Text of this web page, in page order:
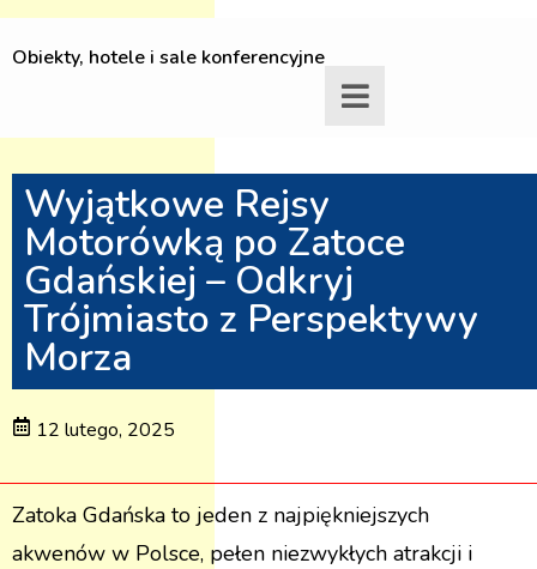
Obiekty, hotele i sale konferencyjne
Wyjątkowe Rejsy
Motorówką po Zatoce
Gdańskiej – Odkryj
Trójmiasto z Perspektywy
Morza
12 lutego, 2025
Zatoka Gdańska to jeden z najpiękniejszych
akwenów w Polsce, pełen niezwykłych atrakcji i